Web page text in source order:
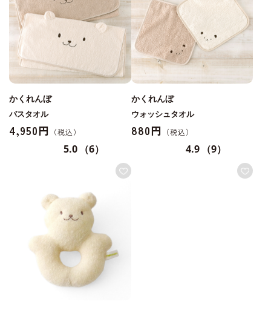
かくれんぼ
バスタオル
4,950円
5.0 （6）
かくれんぼ
ウォッシュタオル
880円
4.9 （9）